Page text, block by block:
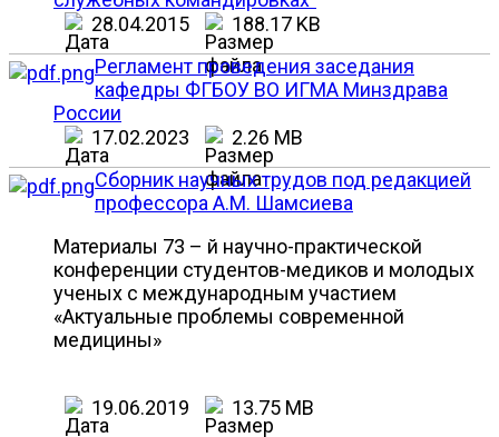
28.04.2015
188.17 KB
Регламент проведения заседания
кафедры ФГБОУ ВО ИГМА Минздрава
России
17.02.2023
2.26 MB
Сборник научных трудов под редакцией
профессора А.М. Шамсиева
Материалы 73 – й научно-практической
конференции студентов-медиков и молодых
ученых с международным участием
«Актуальные проблемы современной
медицины»
19.06.2019 13.75 MB